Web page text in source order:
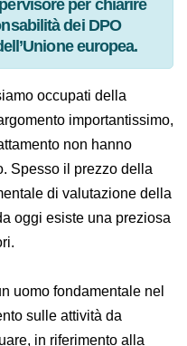
una nuova
dal supervisore per
responsabilità dei
dell’Unione
occupati della
argomento
molti titolari del
correttamente
consulenza è
da oggi esiste una
nostri lettori.